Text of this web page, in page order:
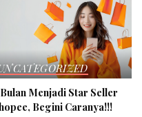
Menjadi Star Seller
Begini Caranya!!!